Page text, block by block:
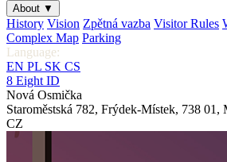
About ▼
History Vision Zpětná vazba Visitor Rules
Complex Map Parking
Language:
EN PL SK CS
8 Eight ID
Nová Osmička
Staroměstská 782, Frýdek-Místek, 738 01 ,
CZ